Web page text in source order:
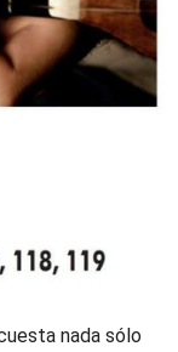
nada sólo